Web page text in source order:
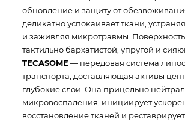
обновление и защиту от
деликатно успокаивает ткани,
и заживляя микротравмы. Поверхность
тактильно бархатистой, упругой и
TECASOME — передовая система
транспорта, доставляющая активы
глубокие слои. Она прицельно
микровоспаления, инициирует
восстановление тканей и